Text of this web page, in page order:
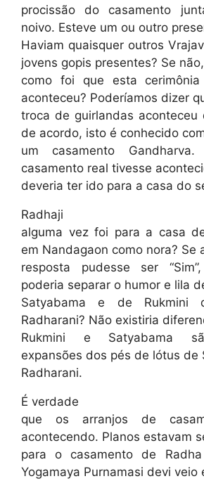
procissão do casamento
noivo. Esteve um ou outro
Haviam quaisquer outros
jovens gopis presentes? Se não,
como foi que esta
aconteceu? Poderíamos dizer
troca de guirlandas aconteceu
de acordo, isto é conhecido
um casamento
casamento real tivesse
deveria ter ido para a casa do
Radhaji
alguma vez foi para a casa
em Nandagaon como nora? Se
resposta pudesse ser
poderia separar o humor e lila
Satyabama e de Rukmini
Radharani? Não existiria
Rukmini e Satyabama
expansões dos pés de lótus de
Radharani.
É verdade
que os arranjos de
acontecendo. Planos estavam
para o casamento de
Yogamaya Purnamasi devi veio